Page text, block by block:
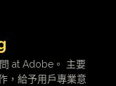
at Adobe。 主要
，給予用戶專業意